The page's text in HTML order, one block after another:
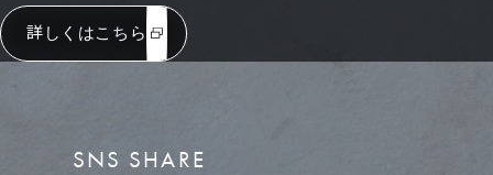
詳しくはこちら
SNS SHARE